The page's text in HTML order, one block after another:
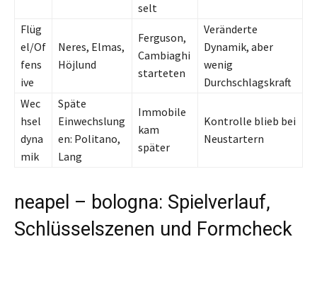
selt
Flüg
el/Of
fens
ive
Neres, Elmas,
Höjlund
Ferguson,
Cambiaghi
starteten
Veränderte
Dynamik, aber
wenig
Durchschlagskraft
Wec
hsel
dyna
mik
Späte
Einwechslung
en: Politano,
Lang
Immobile
kam
später
Kontrolle blieb bei
Neustartern
neapel – bologna: Spielverlauf,
Schlüsselszenen und Formcheck